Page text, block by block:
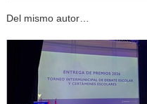
Del mismo autor…